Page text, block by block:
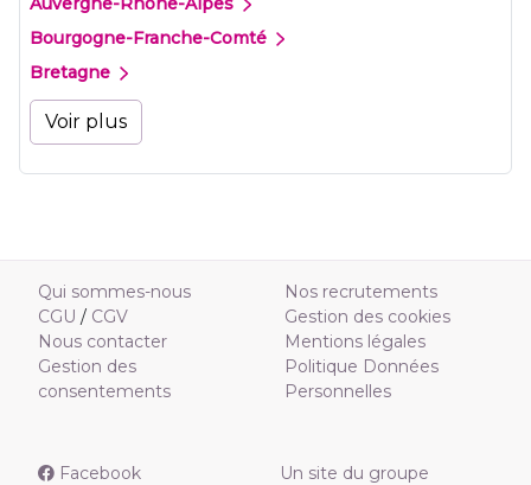
Bourgogne-Franche-Comté
Bretagne
Voir plus
Qui sommes-nous
CGU / CGV
Nous contacter
Gestion des
consentements
Nos recrutements
Gestion des cookies
Mentions légales
Politique Données
Personnelles
Facebook
Un site du groupe